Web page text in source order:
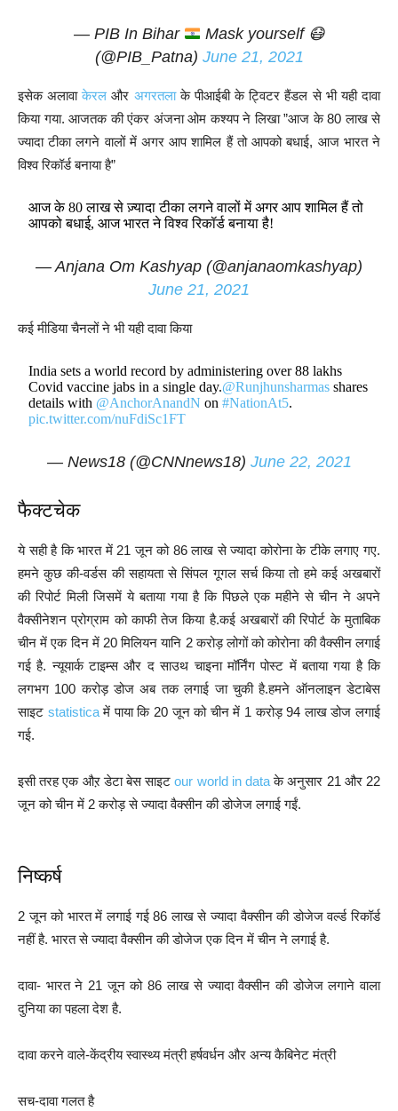
— PIB In Bihar Mask yourself 😷
(@PIB_Patna) June 21, 2021
इसेक अलावाकेरल और अगरतलाके पीआईबी के ट्विटर हैंडल से भी यही दावा
किया गया. आजतक की एंकर अंजना ओम कश्यप ने लिखा ”आज के 80 लाख से
ज्यादा टीका लगने वालों में अगर आप शामिल हैं तो आपको बधाई, आज भारत ने
विश्व रिकॉर्ड बनाया है”
आज के 80 लाख से ज़्यादा टीका लगने वालों में अगर आप शामिल हैं तो
आपको बधाई, आज भारत ने विश्व रिकॉर्ड बनाया है!
— Anjana Om Kashyap (@anjanaomkashyap)
June 21, 2021
कई मीडिया चैनलों ने भी यही दावा किया
India sets a world record by administering over 88 lakhs
Covid vaccine jabs in a single day.@Runjhunsharmas shares
details with @AnchorAnandN on#NationAt5.
pic.twitter.com/nuFdiSc1FT
— News18 (@CNNnews18) June 22, 2021
फैक्टचेक
ये सही है कि भारत में 21 जून को 86 लाख से ज्यादा कोरोना के टीके लगाए गए.
हमने कुछ की-वर्डस की सहायता से सिंपल गूगल सर्च किया तो हमे कई अखबारों
की रिपोर्ट मिली जिसमें ये बताया गया है कि पिछले एक महीने से चीन ने अपने
वैक्सीनेशन प्रोग्राम को काफी तेज किया है.कई अखबारों की रिपोर्ट के मुताबिक
चीन में एक दिन में 20 मिलियन यानि 2 करोड़ लोगों को कोरोना की वैक्सीन लगाई
गई है. न्यूयार्क टाइम्स और द साउथ चाइना मॉर्निंग पोस्ट में बताया गया है कि
लगभग 100 करोड़ डोज अब तक लगाई जा चुकी है.हमने ऑनलाइन डेटाबेस
साइट statisticaमें पाया कि 20 जून को चीन में 1 करोड़ 94 लाख डोज लगाई
गई.
इसी तरह एक औऱ डेटा बेस साइटour world in dataके अनुसार 21 और 22
जून को चीन में 2 करोड़ से ज्यादा वैक्सीन की डोजेज लगाई गईं.
निष्कर्ष
2 जून को भारत में लगाई गई 86 लाख से ज्यादा वैक्सीन की डोजेज वर्ल्ड रिकॉर्ड
नहीं है. भारत से ज्यादा वैक्सीन की डोजेज एक दिन में चीन ने लगाई है.
दावा- भारत ने 21 जून को 86 लाख से ज्यादा वैक्सीन की डोजेज लगाने वाला
दुनिया का पहला देश है.
दावा करने वाले-केंद्रीय स्वास्थ्य मंत्री हर्षवर्धन और अन्य कैबिनेट मंत्री
सच-दावा गलत है